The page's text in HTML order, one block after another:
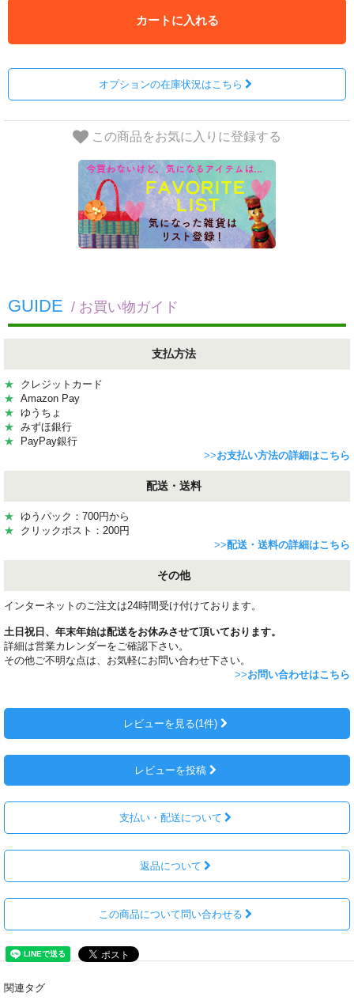
カートに入れる
オプションの在庫状況はこちら
この商品をお気に入りに登録する
GUIDE / お買い物ガイド
支払方法
★ クレジットカード
★ Amazon Pay
★ ゆうちょ
★ みずほ銀行
★ PayPay銀行
>>お支払い方法の詳細はこちら
配送・送料
★ ゆうパック：700円から
★ クリックポスト：200円
>>配送・送料の詳細はこちら
その他
インターネットのご注文は24時間受け付けております。
土日祝日、年末年始は配送をお休みさせて頂いております。
詳細は営業カレンダーをご確認下さい。
その他ご不明な点は、お気軽にお問い合わせ下さい。
>>お問い合わせはこちら
レビューを見る(1件)
レビューを投稿
支払い・配送について
返品について
この商品について問い合わせる
関連タグ